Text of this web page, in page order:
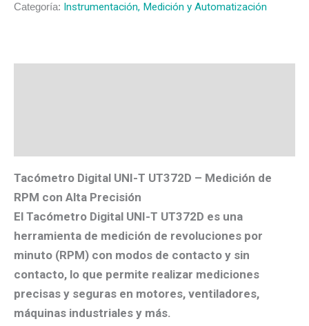
Categoría: Instrumentación, Medición y Automatización
Tacómetro Digital UNI-T UT372D – Medición de
RPM con Alta Precisión
El Tacómetro Digital UNI-T UT372D es una
herramienta de medición de revoluciones por
minuto (RPM) con modos de contacto y sin
contacto, lo que permite realizar mediciones
precisas y seguras en motores, ventiladores,
máquinas industriales y más.